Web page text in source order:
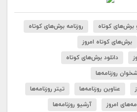
برش‌های کوتاه
روزنامه برش‌های کوتاه
برش‌های کوتاه امروز
دانلود برش‌های کوتاه
روزنامه‌ها
عناوین روزنامه‌ها
تیتر روزنامه‌ها
امروز
آرشیو روزنامه‌ها